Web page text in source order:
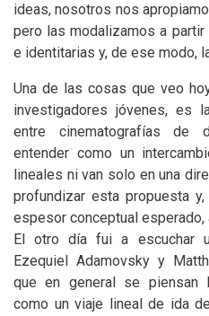
ideas, nosotros nos
pero las modalizamos a
e identitarias y, de ese modo,
Una de las cosas que veo
investigadores jóvenes, es
entre cinematografías de
entender como un
lineales ni van solo en una
profundizar esta propuesta
espesor conceptual esperado,
El otro día fui a escuchar
Ezequiel Adamovsky y
que en general se piensan
como un viaje lineal de ida